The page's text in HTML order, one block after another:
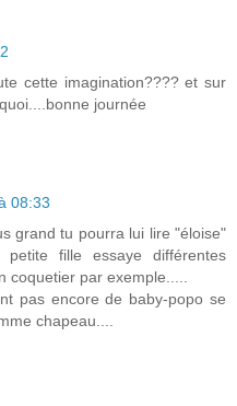
cette imagination???? et sur
journée
08:33
grand tu pourra lui lire "éloise"
fille essaye différentes
coquetier par exemple.....
pas encore de baby-popo se
chapeau....